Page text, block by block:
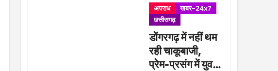
अपराध
खबर-24x7
छत्तीसगढ़
डोंगरगढ़ में नहीं थम
रही चाकूबाजी,
प्रेम-प्रसंग में युवक